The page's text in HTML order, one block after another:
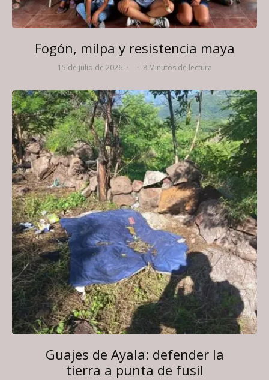
Fogón, milpa y resistencia maya
15 de julio de 2026 · · 8 Minutos de lectura
Guajes de Ayala: defender la
tierra a punta de fusil